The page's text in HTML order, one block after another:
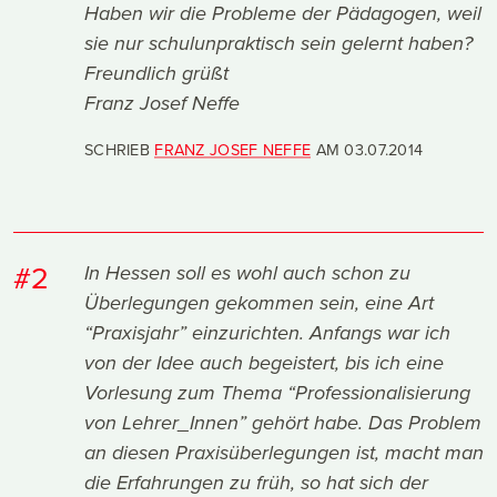
Haben wir die Probleme der Pädagogen, weil
sie nur schulunpraktisch sein gelernt haben?
Freundlich grüßt
Franz Josef Neffe
SCHRIEB FRANZ JOSEF NEFFE AM03.07.2014
#2
In Hessen soll es wohl auch schon zu
Überlegungen gekommen sein, eine Art
“Praxisjahr” einzurichten. Anfangs war ich
von der Idee auch begeistert, bis ich eine
Vorlesung zum Thema “Professionalisierung
von Lehrer_Innen” gehört habe. Das Problem
an diesen Praxisüberlegungen ist, macht man
die Erfahrungen zu früh, so hat sich der